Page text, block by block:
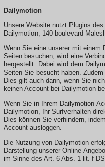
Dailymotion
Unsere Website nutzt Plugins
Dailymotion, 140 boulevard
Wenn Sie eine unserer mit einem
Seiten besuchen, wird eine
hergestellt. Dabei wird dem
Seiten Sie besucht haben.
Dies gilt auch dann, wenn Sie
keinen Account bei Dailymotion
Wenn Sie in Ihrem Dailymotion-
Dailymotion, Ihr Surfverhalten
Dies können Sie verhindern,
Account ausloggen.
Die Nutzung von Dailymotion
Darstellung unserer Online-
im Sinne des Art. 6 Abs. 1 lit. f